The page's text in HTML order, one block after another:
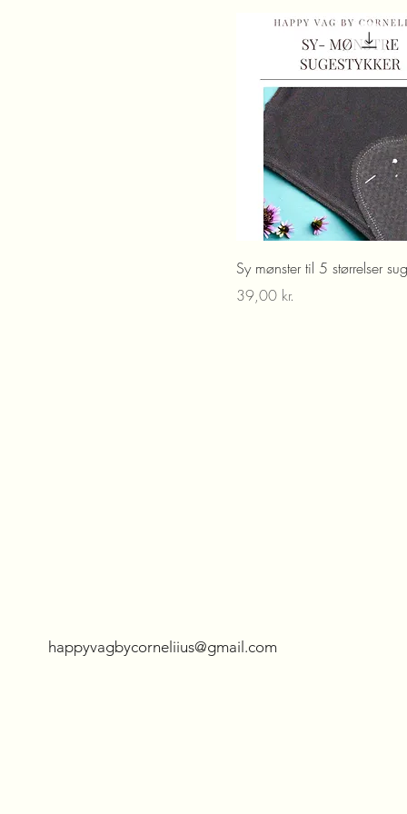
Sy mønster til 5 størrelser
Pris
39,00 kr.
happyvagbycorneliius@gmail.com